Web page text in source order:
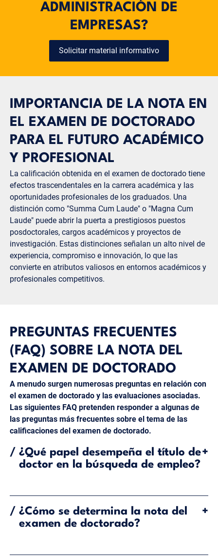
ADMINISTRACIÓN DE
EMPRESAS?
Solicitar material informativo
IMPORTANCIA DE LA NOTA EN
EL EXAMEN DE DOCTORADO
PARA EL FUTURO ACADÉMICO
Y PROFESIONAL
La calificación obtenida en el examen de doctorado tiene
efectos trascendentales en la carrera académica y las
oportunidades profesionales de los graduados. Una
distinción como "Summa Cum Laude" o "Magna Cum
Laude" puede abrir la puerta a prestigiosos puestos
posdoctorales, cargos académicos y proyectos de
investigación. Estas distinciones señalan un alto nivel de
experiencia, compromiso e innovación, lo que las
convierte en atributos valiosos en entornos académicos y
profesionales competitivos.
PREGUNTAS FRECUENTES
(FAQ) SOBRE LA NOTA DEL
EXAMEN DE DOCTORADO
A menudo surgen numerosas preguntas en relación con
el examen de doctorado y las evaluaciones asociadas.
Las siguientes FAQ pretenden responder a algunas de
las preguntas más frecuentes sobre el tema de las
calificaciones del examen de doctorado.
/ ¿Qué papel desempeña el título de
doctor en la búsqueda de empleo?
+
posibilidades de obtener puestos académicos de alto
rango y oportunidades de investigación.
/ ¿Cómo se determina la nota del
examen de doctorado?
+